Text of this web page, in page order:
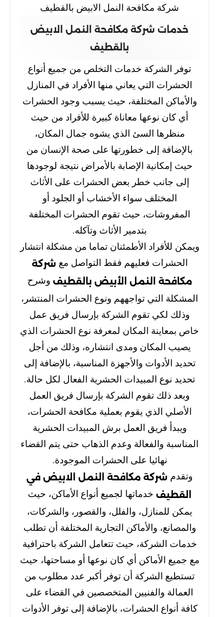
شركة مكافحة النمل الابيض بالقطيف
خدمات شركة مكافحة النمل الابيض
بالقطيف
توفر الشركة خدمات التخلص من جميع أنواع
الحشرات التي يعاني منها الأفراد في المنازل
والأماكن المختلفة، حيث يسبب وجود الحشرات
أي كان نوعها معاناة كبيرة للأفراد من حيث
منظرها السئ الذي يشوه جمال المكان،
بالإضافة إلى خطورتها على صحة الإنسان من
حيث إمكانية الإصابة بالأمراض نتيجة لوجودها
إلى جانب خطر بعض الحشرات على الأثاث
المختلف سواء الأخشاب أو الجلود أو
المفروشات، حيث تقوم الحشرات المختلفة
بتدمير الأثاث وتآكله.
ويمكن للأفراد الأطمئنان تماما من مشكلة انتشار
الحشرات فعليهم فقط التواصل مع شركة
مكافحة النمل الأبيض بالقطيف وشرح
المشكلة التي تواجههم ونوع الحشرات المنتشر،
وذلك لكي تقوم الشركة بإرسال فريق عمل
خاص بمعاينة المكان لمعرفة نوع الحشرات الذي
يصيب المكان ومدى انتشاره، وذلك من أجل
تحديد الأدوات والأجهزة المناسبة، بالإضافة إلى
تحديد نوع المبيدات الحشرية الفعال لكل حالة.
وبعد ذلك تقوم الشركة بإرسال فريق العمل
الأصلي الذي يقوم بعملية مكافحة الحشرات،
ويبدأ فريق العمل برش المبيدات الحشرية
المناسبة والفعالة وعدم الذهاب حتى يتم القضاء
نهائيا على الحشرات الموجودة.
وتقدم شركة مكافحة النمل الابيض في
القطيف خدماتها لجميع أنواع الأماكن، حيث
يمكن للمنازل، والفلل، والقصور، والشركات،
والمصانع، والأماكن التجارية المختلفة أن تطلب
خدمات الشركة، حيث تتعامل الشركة باحترافية
مع جميع الأماكن أي كان نوعها أو مساحتها، حيث
تستطيع الشركة أن توفر أكبر عدد مطلوب من
العمالة والفنيين المتخصصين في القضاء على
كافة أنواع الحشرات، بالإضافة إلى توفر الأدوات